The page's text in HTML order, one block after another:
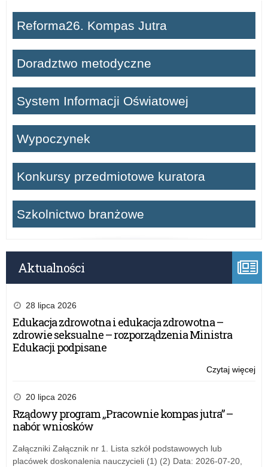
Reforma26. Kompas Jutra
Doradztwo metodyczne
System Informacji Oświatowej
Wypoczynek
Konkursy przedmiotowe kuratora
Szkolnictwo branżowe
Aktualności
28 lipca 2026
Edukacja zdrowotna i edukacja zdrowotna –
zdrowie seksualne – rozporządzenia Ministra
Edukacji podpisane
Czytaj więcej
20 lipca 2026
Rządowy program „Pracownie kompas jutra” –
nabór wniosków
Załączniki Załącznik nr 1. Lista szkół podstawowych lub
placówek doskonalenia nauczycieli (1) (2) Data: 2026-07-20,